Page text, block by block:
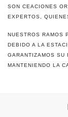
SON CEACIONES
EXPERTOS,
NUESTROS RAMOS
DEBIDO A LA
GARANTIZAMOS SU
MANTENIENDO LA